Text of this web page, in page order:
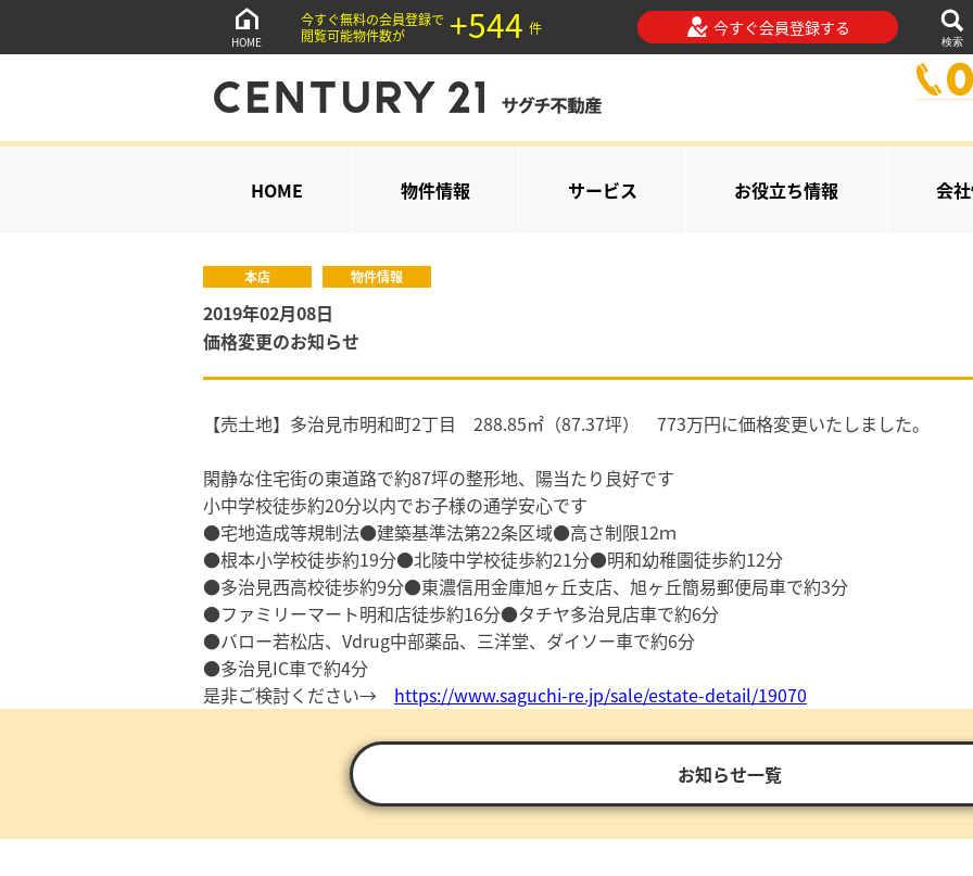
HOME
今すぐ無料の会員登録で
閲覧可能物件数が
+544 件 今すぐ会員登録する
検索
HOME 物件情報 サービス お役立ち情報 会
本店 物件情報
2019年02月08日
価格変更のお知らせ
【売土地】多治見市明和町2丁目 288.85㎡（87.37坪） 773万円に価格変更いたしました。
閑静な住宅街の東道路で約87坪の整形地、陽当たり良好です
小中学校徒歩約20分以内でお子様の通学安心です
●宅地造成等規制法●建築基準法第22条区域●高さ制限12ｍ
●根本小学校徒歩約19分●北陵中学校徒歩約21分●明和幼稚園徒歩約12分
●多治見西高校徒歩約9分●東濃信用金庫旭ヶ丘支店、旭ヶ丘簡易郵便局車で約3分
●ファミリーマート明和店徒歩約16分●タチヤ多治見店車で約6分
●バロー若松店、Vdrug中部薬品、三洋堂、ダイソー車で約6分
●多治見IC車で約4分
是非ご検討ください→ https://www.saguchi-re.jp/sale/estate-detail/19070
お知らせ一覧